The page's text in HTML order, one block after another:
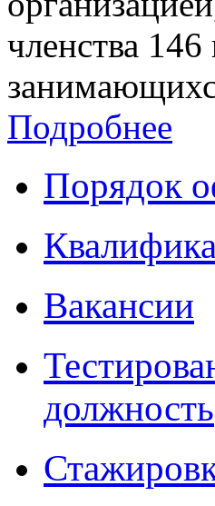
членства
Подробнее
Порядок
Вакансии
должность